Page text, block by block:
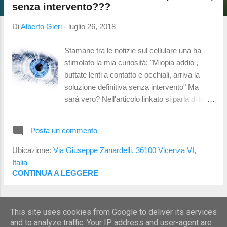
senza intervento???
DiAlberto Gieri - luglio 26, 2018
Stamane tra le notizie sul cellulare una ha
stimolato la mia curiositá: "Miopia addio ,
buttate lenti a contatto e occhiali, arriva la
soluzione definitiva senza intervento" Ma
sará vero? Nell'articolo linkato si parla di lenti
sono medico, quindi, parlando di interventi,
entro in un campo che non é di mia
ció che esula dall'optometria sono dunque
persone piú preparate e informate di me a
riguardo. Andando a scavare piú a fondo. Le
lenti bioniche sono una idea del Dr. Garth
Posta un commento
Ubicazione: Via Giuseppe Zanardelli, 36100 Vicenza VI,
Italia
CONTINUA A LEGGERE
This site uses cookies from Google to deliver its services
and to analyze traffic. Your IP address and user-agent are